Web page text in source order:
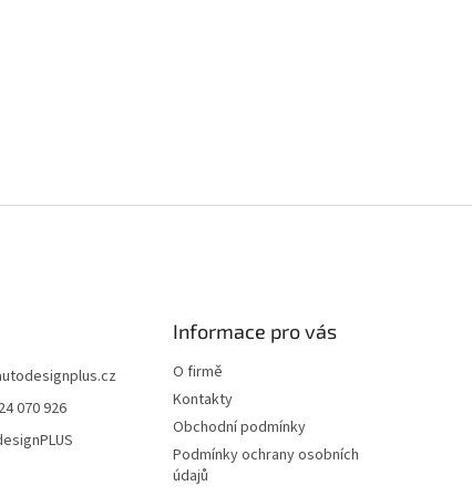
070 926
Informace pro vás
O firmě
Kontakty
Obchodní podmínky
Podmínky ochrany osobních
údajů